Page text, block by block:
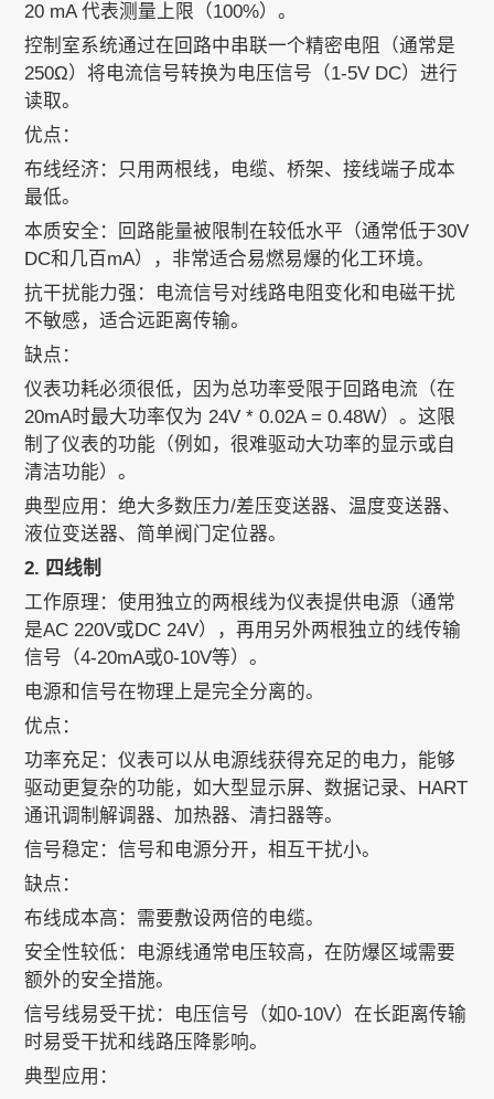
20 mA 代表测量上限（100%）。
控制室系统通过在回路中串联一个精密电阻（通常是
250Ω）将电流信号转换为电压信号（1-5V DC）进行
读取。
优点：
布线经济：只用两根线，电缆、桥架、接线端子成本
最低。
本质安全：回路能量被限制在较低水平（通常低于30V
DC和几百mA），非常适合易燃易爆的化工环境。
抗干扰能力强：电流信号对线路电阻变化和电磁干扰
不敏感，适合远距离传输。
缺点：
仪表功耗必须很低，因为总功率受限于回路电流（在
20mA时最大功率仅为 24V * 0.02A = 0.48W）。这限
制了仪表的功能（例如，很难驱动大功率的显示或自
清洁功能）。
典型应用：绝大多数压力/差压变送器、温度变送器、
液位变送器、简单阀门定位器。
2. 四线制
工作原理：使用独立的两根线为仪表提供电源（通常
是AC 220V或DC 24V），再用另外两根独立的线传输
信号（4-20mA或0-10V等）。
电源和信号在物理上是完全分离的。
优点：
功率充足：仪表可以从电源线获得充足的电力，能够
驱动更复杂的功能，如大型显示屏、数据记录、HART
通讯调制解调器、加热器、清扫器等。
信号稳定：信号和电源分开，相互干扰小。
缺点：
布线成本高：需要敷设两倍的电缆。
安全性较低：电源线通常电压较高，在防爆区域需要
额外的安全措施。
信号线易受干扰：电压信号（如0-10V）在长距离传输
时易受干扰和线路压降影响。
典型应用：